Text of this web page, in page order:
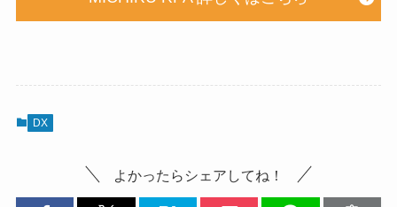
DX
よかったらシェアしてね！